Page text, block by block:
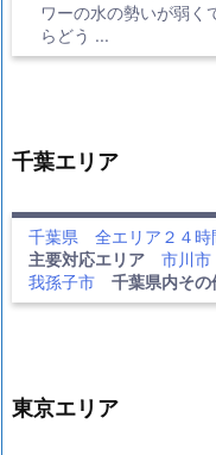
ワーの水の勢いが弱く
らどう ...
千葉エリア
千葉県 全エリア２４時
主要対応エリア
市川市
我孫子市
千葉県内そ
東京エリア